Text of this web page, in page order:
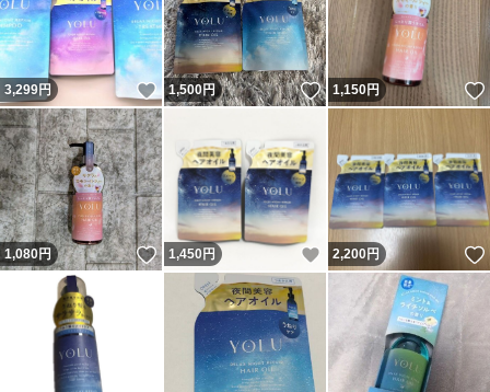
3,299円 いいね！
1,500円 いいね！
1,150円
1,080円 いいね！
1,450 円 いいね！
2,200円